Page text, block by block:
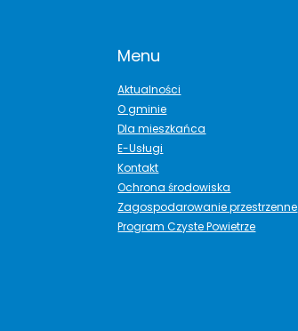
Menu
Aktualności
O gminie
Dla mieszkańca
E-Usługi
Kontakt
Ochrona środowiska
Zagospodarowanie przestrzenne
Program Czyste Powietrze